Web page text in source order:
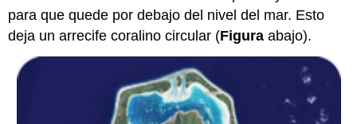
para que quede por debajo del nivel del mar. Esto
deja un arrecife coralino circular (Figura abajo).